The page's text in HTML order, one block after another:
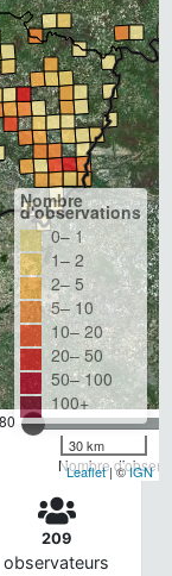
Nombre
Nombre
d'observations
0– 1
1– 2
2– 5
5– 10
10– 20
20– 50
50– 100
100+
30 km
Leaflet| ©IGN
209
observateurs